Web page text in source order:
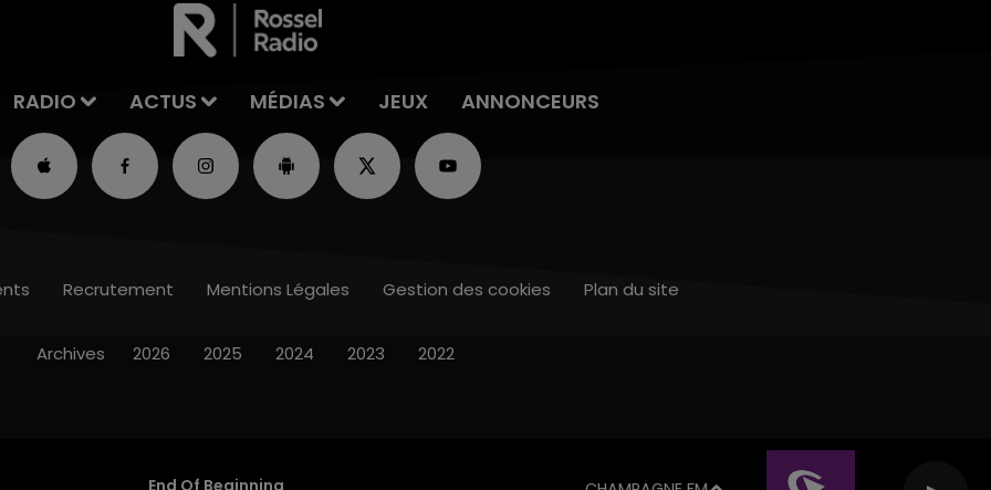
RADIO ACTUS MÉDIAS JEUX ANNONCEURS
End Of Beginning
Recrutement Mentions Légales Gestion des cookies Plan du site
Archives 2026 2025 2024 2023 2022